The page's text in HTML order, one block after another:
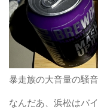
暴走族の大音量の騒
なんだあ、浜松はバ